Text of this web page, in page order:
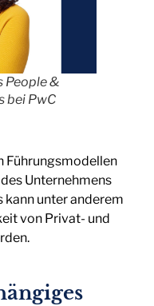
People &
bei PwC
Führungsmodellen
Unternehmens
kann unter anderem
von Privat- und